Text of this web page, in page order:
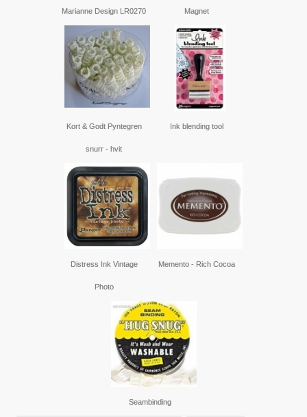
Marianne Design LR0270 Magnet
Kort & Godt Pyntegren
snurr - hvit
Ink blending tool
Distress Ink Vintage
Photo
Memento - Rich Cocoa
Seambinding